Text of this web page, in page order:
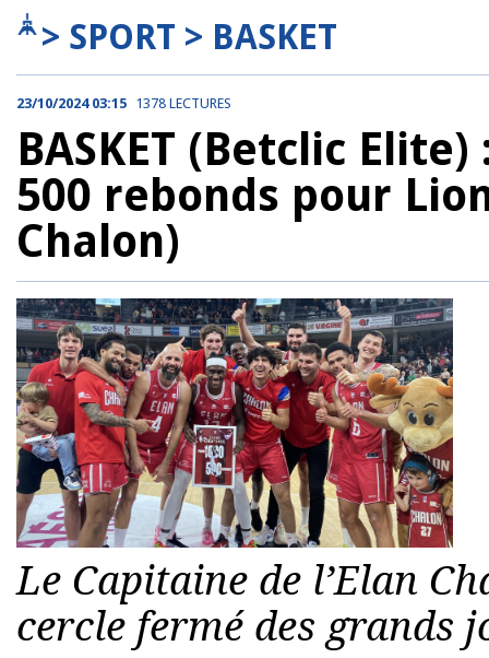
> SPORT > BASKET
23/10/2024 03:15 1378 LECTURES
BASKET (Betclic
500 rebonds pour
Chalon)
Le Capitaine de l’Elan
cercle fermé des grands